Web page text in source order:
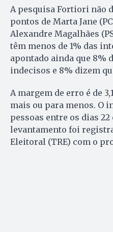
A pesquisa Fortiori não
pontos de Marta Jane
Alexandre Magalhães
têm menos de 1% das
apontado ainda que 8%
indecisos e 8% dizem
A margem de erro é de
mais ou para menos. O
pessoas entre os dias 22
levantamento foi
Eleitoral (TRE) com o